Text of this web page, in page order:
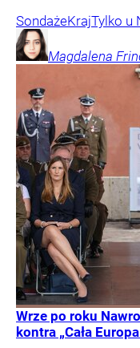
SondażeKrajTylko u
Magdalena
Wrze po roku
kontra „Cała